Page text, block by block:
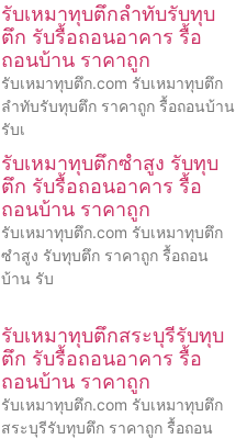
รับเหมาทุบตึกลำทับรับทุบ
ตึก รับรื้อถอนอาคาร รื้อ
ถอนบ้าน ราคาถูก
รับเหมาทุบตึก.com รับเหมาทุบตึก
ลำทับรับทุบตึก ราคาถูก รื้อถอนบ้าน
รับเ
รับเหมาทุบตึกซำสูง รับทุบ
ตึก รับรื้อถอนอาคาร รื้อ
ถอนบ้าน ราคาถูก
รับเหมาทุบตึก.com รับเหมาทุบตึก
ซำสูง รับทุบตึก ราคาถูก รื้อถอน
บ้าน รับ
รับเหมาทุบตึกสระบุรีรับทุบ
ตึก รับรื้อถอนอาคาร รื้อ
ถอนบ้าน ราคาถูก
รับเหมาทุบตึก.com รับเหมาทุบตึก
สระบุรีรับทุบตึก ราคาถูก รื้อถอน